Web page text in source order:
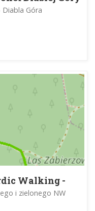
Góra
Walking -
i zielonego NW